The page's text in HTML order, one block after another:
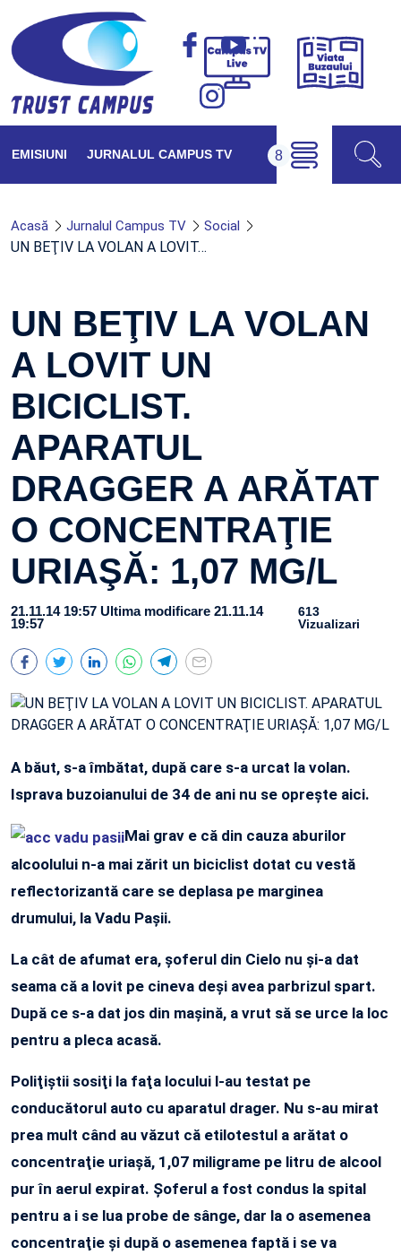
Campus
Viața
EMISIUNI JURNALUL CAMPUS TV
Acasă Jurnalul Campus TV Social
UN BEŢIV LA VOLAN A LOVIT…
UN BEŢIV LA VOLAN
A LOVIT UN
BICICLIST.
APARATUL
DRAGGER A ARĂTAT
O CONCENTRAŢIE
URIAŞĂ: 1,07 MG/L
21.11.14 19:57 Ultima modificare 21.11.14
19:57
613
Vizualizari
A băut, s-a îmbătat, după care s-a urcat la volan.
Isprava buzoianului de 34 de ani nu se opreşte aici.
Mai grav e că din cauza aburilor
alcoolului n-a mai zărit un biciclist dotat cu vestă
reflectorizantă care se deplasa pe marginea
drumului, la Vadu Paşii.
La cât de afumat era, şoferul din Cielo nu şi-a dat
seama că a lovit pe cineva deşi avea parbrizul spart.
După ce s-a dat jos din maşină, a vrut să se urce la loc
pentru a pleca acasă.
Poliţiştii sosiţi la faţa locului l-au testat pe
conducătorul auto cu aparatul drager. Nu s-au mirat
prea mult când au văzut că etilotestul a arătat o
concentraţie uriaşă, 1,07 miligrame pe litru de alcool
pur în aerul expirat. Şoferul a fost condus la spital
pentru a i se lua probe de sânge, dar la o asemenea
concentraţie şi după o asemenea faptă i se va